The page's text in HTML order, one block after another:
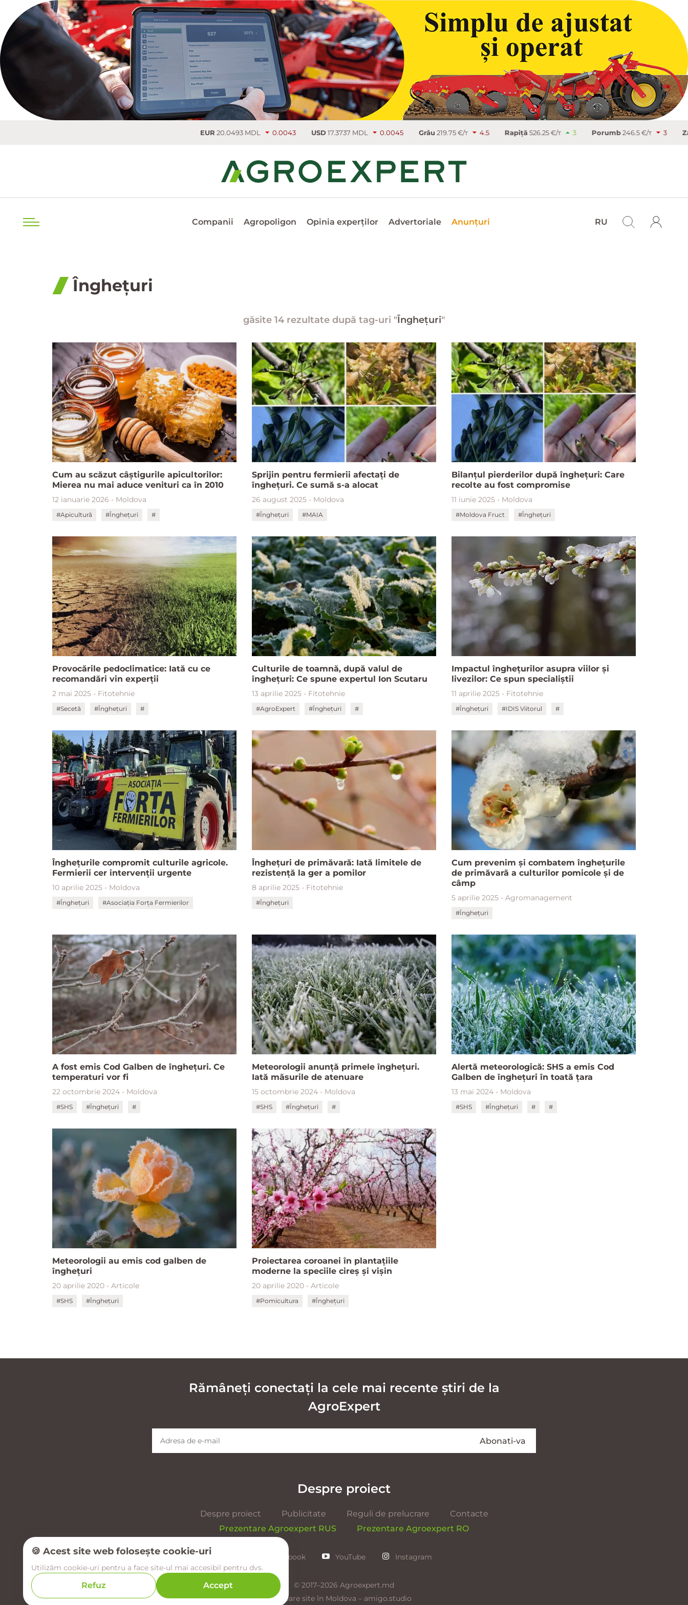
20.0493 MDL 0.0043 USD17.3737 MDL 0.0045 Grâu219.75 €/т 4.5 Rapiţă526.25 €/т 3 Porumb246.5 €/т 3 Zahăr 486.9 €/т
Companii Agropoligon Opinia experților Advertoriale Anunțuri RU
Înghețuri
găsite 14 rezultate după tag-uri "Înghețuri"
Cum au scăzut câștigurile apicultorilor:
Mierea nu mai aduce venituri ca în 2010
12 ianuarie 2026 - Moldova
#Apicultură #Înghețuri #
Sprijin pentru fermierii afectați de
înghețuri. Ce sumă s-a alocat
26 august 2025 - Moldova
#Înghețuri #MAIA
Bilanțul pierderilor după înghețuri: Care
recolte au fost compromise
11 iunie 2025 - Moldova
#Moldova Fruct #Înghețuri
Provocările pedoclimatice: Iată cu ce
recomandări vin experții
2 mai 2025 - Fitotehnie
#Secetă #Înghețuri #
Culturile de toamnă, după valul de
înghețuri: Ce spune expertul Ion Scutaru
13 aprilie 2025 - Fitotehnie
#AgroExpert #Înghețuri #
Impactul înghețurilor asupra viilor și
livezilor: Ce spun specialiștii
11 aprilie 2025 - Fitotehnie
#Înghețuri #IDIS Viitorul #
Înghețurile compromit culturile agricole.
Fermierii cer intervenții urgente
10 aprilie 2025 - Moldova
#Înghețuri #Asociația Forța Fermierilor
Înghețuri de primăvară: Iată limitele de
rezistență la ger a pomilor
8 aprilie 2025 - Fitotehnie
#Înghețuri
Cum prevenim și combatem înghețurile
de primăvară a culturilor pomicole și de
câmp
5 aprilie 2025 - Agromanagement
#Înghețuri
A fost emis Cod Galben de înghețuri. Ce
temperaturi vor fi
22 octombrie 2024 - Moldova
#SHS #Înghețuri #
Meteorologii anunță primele înghețuri.
Iată măsurile de atenuare
15 octombrie 2024 - Moldova
#SHS #Înghețuri #
Alertă meteorologică: SHS a emis Cod
Galben de înghețuri în toată țara
13 mai 2024 - Moldova
#SHS #Înghețuri # #
Meteorologii au emis cod galben de
înghețuri
20 aprilie 2020 - Articole
#SHS #Înghețuri
Proiectarea coroanei în plantaţiile
moderne la speciile cireş și vișin
20 aprilie 2020 - Articole
#Pomicultura #Înghețuri
Rămâneți conectați la cele mai recente știri de la
AgroExpert
Despre proiect
Despre proiect Publicitate Reguli de prelucrare
Contacte
Prezentare Agroexpert RUS
Prezentare Agroexpert RO
Facebook YouTube Instagram
© 2017–2026 Agroexpert.md
Creare site în Moldova – amigo.studio
🍪 Acest site web folosește cookie-uri
Utilizăm cookie-uri pentru a face site-ul mai accesibil pentru dvs.
Refuz Accept